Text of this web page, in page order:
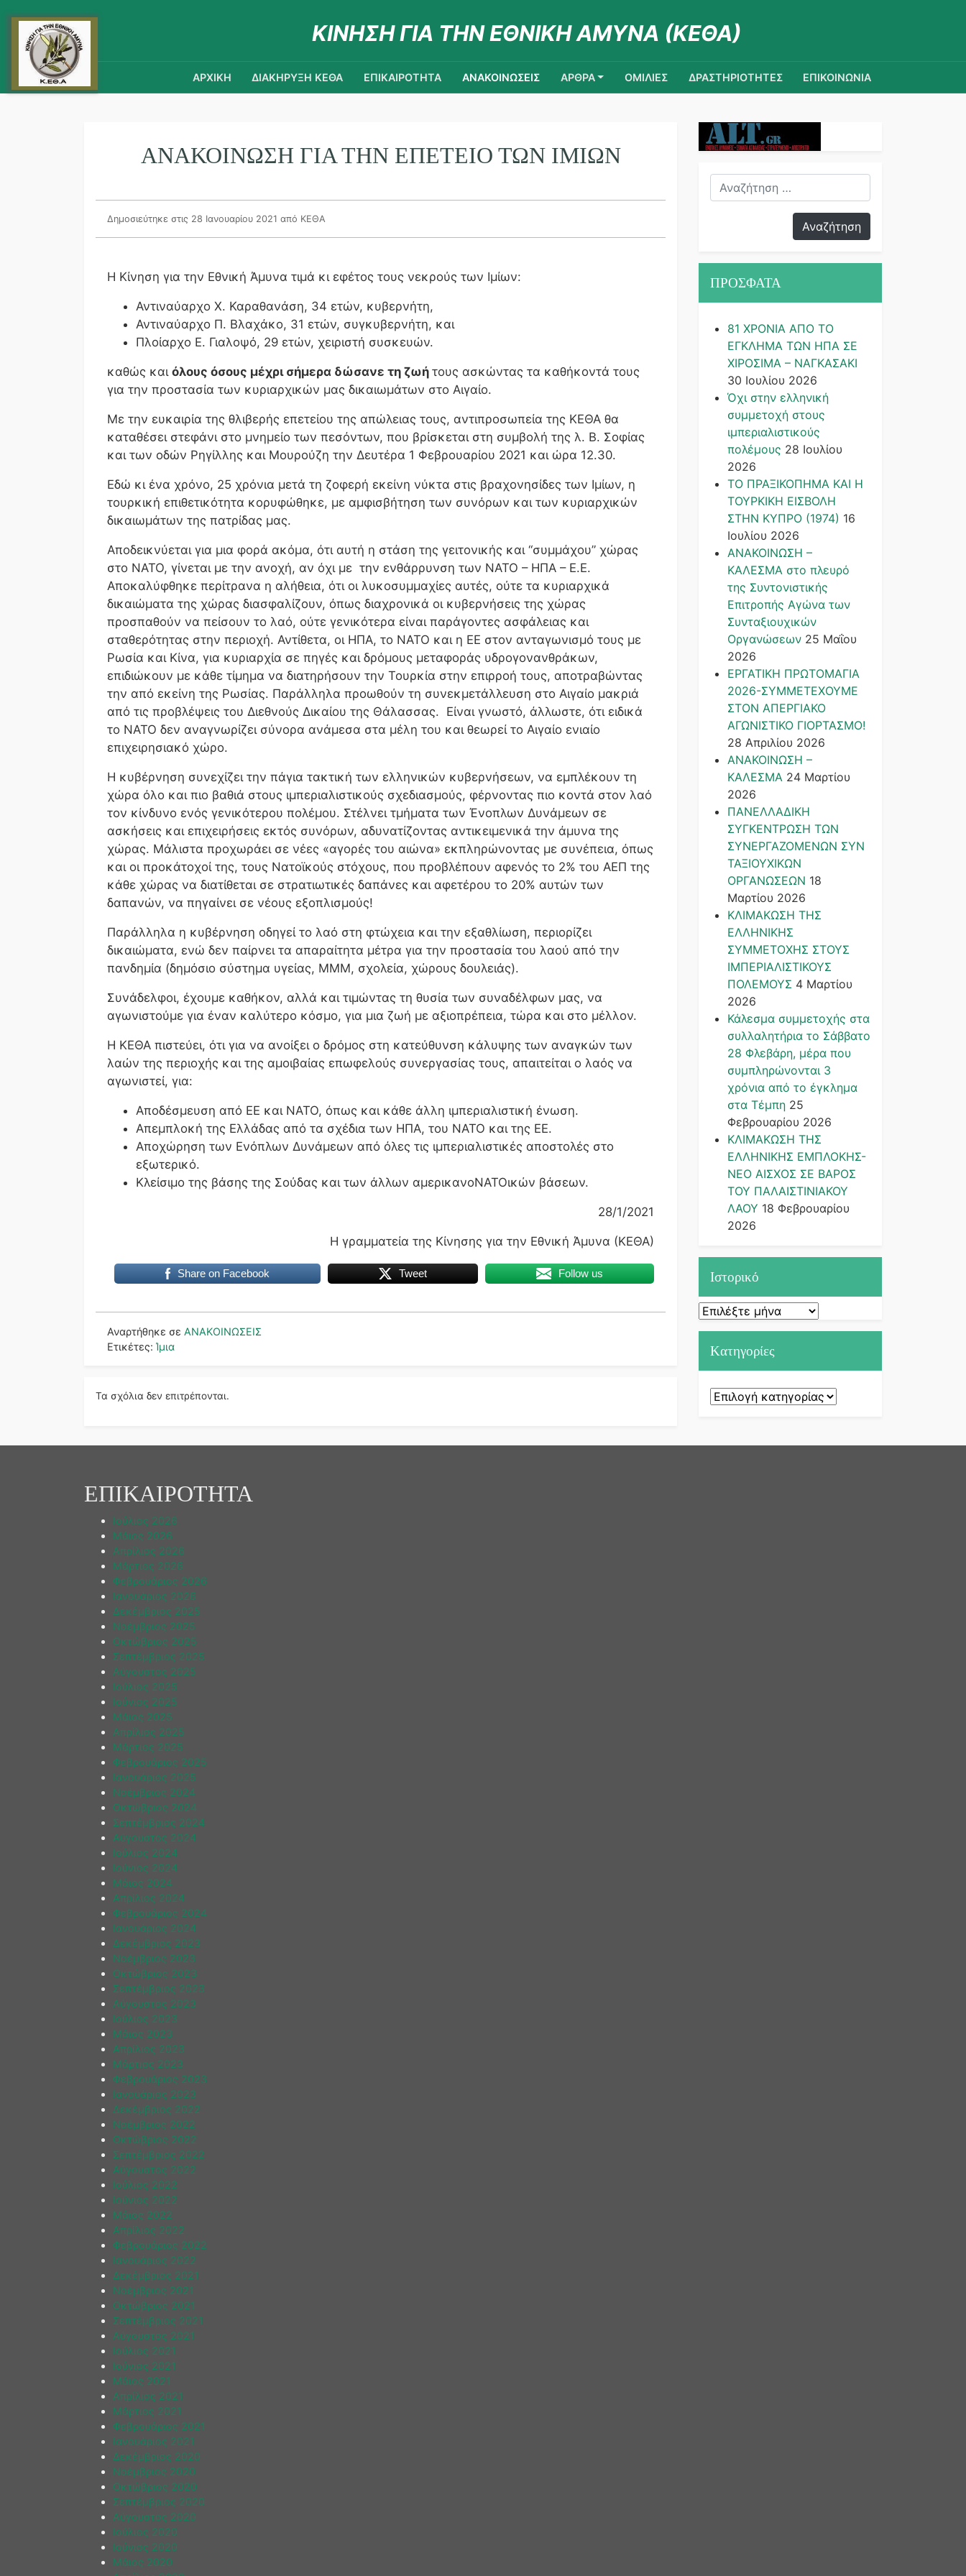
ΚΙΝΗΣΗ ΓΙΑ ΤΗΝ ΕΘΝΙΚΗ ΑΜΥΝΑ (ΚΕΘΑ)
ΑΡΧΙΚΗ ΔΙΑΚΗΡΥΞΗ ΚΕΘΑ ΕΠΙΚΑΙΡΟΤΗΤΑ ΑΝΑΚΟΙΝΩΣΕΙΣ ΑΡΘΡΑ ΟΜΙΛΙΕΣ ΔΡΑΣΤΗΡΙΟΤΗΤΕΣ ΕΠΙΚΟΙΝΩΝΙΑ
ΑΝΑΚΟΙΝΩΣΗ ΓΙΑ ΤΗΝ ΕΠΕΤΕΙΟ ΤΩΝ ΙΜΙΩΝ
Δημοσιεύτηκε στις 28 Ιανουαρίου 2021 από ΚΕΘΑ
Η Κίνηση για την Εθνική Άμυνα τιμά κι εφέτος τους νεκρούς των Ιμίων:
Αντιναύαρχο Χ. Καραθανάση, 34 ετών, κυβερνήτη,
Αντιναύαρχο Π. Βλαχάκο, 31 ετών, συγκυβερνήτη, και
Πλοίαρχο Ε. Γιαλοψό, 29 ετών, χειριστή συσκευών.
καθώς και όλους όσους μέχρι σήμερα δώσανε τη ζωή τους ασκώντας τα καθήκοντά τους
για την προστασία των κυριαρχικών μας δικαιωμάτων στο Αιγαίο.
Με την ευκαιρία της θλιβερής επετείου της απώλειας τους, αντιπροσωπεία της ΚΕΘΑ θα
καταθέσει στεφάνι στο μνημείο των πεσόντων, που βρίσκεται στη συμβολή της λ. Β. Σοφίας
και των οδών Ρηγίλλης και Μουρούζη την Δευτέρα 1 Φεβρουαρίου 2021 και ώρα 12.30.
Εδώ κι ένα χρόνο, 25 χρόνια μετά τη ζοφερή εκείνη νύκτα στις βραχονησίδες των Ιμίων, η
τουρκική επιθετικότητα κορυφώθηκε, με αμφισβήτηση των συνόρων και των κυριαρχικών
δικαιωμάτων της πατρίδας μας.
Αποδεικνύεται για μια φορά ακόμα, ότι αυτή η στάση της γειτονικής και “συμμάχου” χώρας
στο ΝΑΤΟ, γίνεται με την ανοχή, αν όχι με την ενθάρρυνση των ΝΑΤΟ – ΗΠΑ – Ε.Ε.
Αποκαλύφθηκε περίτρανα η αλήθεια, ότι οι λυκοσυμμαχίες αυτές, ούτε τα κυριαρχικά
δικαιώματα της χώρας διασφαλίζουν, όπως διαχρονικά οι κυβερνήσεις της χώρας
προσπαθούν να πείσουν το λαό, ούτε γενικότερα είναι παράγοντες ασφάλειας και
σταθερότητας στην περιοχή. Αντίθετα, οι ΗΠΑ, το ΝΑΤΟ και η ΕΕ στον ανταγωνισμό τους με
Ρωσία και Κίνα, για κυριαρχία σε πηγές και δρόμους μεταφοράς υδρογονανθράκων,
επιδιώκουν με κάθε τίμημα να διατηρήσουν την Τουρκία στην επιρροή τους, αποτραβώντας
την από εκείνη της Ρωσίας. Παράλληλα προωθούν τη συνεκμετάλλευση στο Αιγαίο μακριά
από τις προβλέψεις του Διεθνούς Δικαίου της Θάλασσας. Είναι γνωστό, άλλωστε, ότι ειδικά
το ΝΑΤΟ δεν αναγνωρίζει σύνορα ανάμεσα στα μέλη του και θεωρεί το Αιγαίο ενιαίο
επιχειρησιακό χώρο.
Η κυβέρνηση συνεχίζει την πάγια τακτική των ελληνικών κυβερνήσεων, να εμπλέκουν τη
χώρα όλο και πιο βαθιά στους ιμπεριαλιστικούς σχεδιασμούς, φέρνοντας πιο κοντά στον λαό
τον κίνδυνο ενός γενικότερου πολέμου. Στέλνει τμήματα των Ένοπλων Δυνάμεων σε
ασκήσεις και επιχειρήσεις εκτός συνόρων, αδυνατίζοντας αντικειμενικά την άμυνα της
χώρας. Μάλιστα προχωράει σε νέες «αγορές του αιώνα» εκπληρώνοντας με συνέπεια, όπως
και οι προκάτοχοί της, τους Νατοϊκούς στόχους, που προβλέπουν αφενός το 2% του ΑΕΠ της
κάθε χώρας να διατίθεται σε στρατιωτικές δαπάνες και αφετέρου το 20% αυτών των
δαπανών, να πηγαίνει σε νέους εξοπλισμούς!
Παράλληλα η κυβέρνηση οδηγεί το λαό στη φτώχεια και την εξαθλίωση, περιορίζει
δικαιώματα, ενώ δεν παίρνει τα απαραίτητα μέτρα για την προστασία του λαού από την
πανδημία (δημόσιο σύστημα υγείας, ΜΜΜ, σχολεία, χώρους δουλειάς).
Συνάδελφοι, έχουμε καθήκον, αλλά και τιμώντας τη θυσία των συναδέλφων μας, να
αγωνιστούμε για έναν καλύτερο κόσμο, για μια ζωή με αξιοπρέπεια, τώρα και στο μέλλον.
Η ΚΕΘΑ πιστεύει, ότι για να ανοίξει ο δρόμος στη κατεύθυνση κάλυψης των αναγκών των
λαών της περιοχής και της αμοιβαίας επωφελούς συνεργασίας τους, απαιτείται ο λαός να
αγωνιστεί, για:
Αποδέσμευση από ΕΕ και ΝΑΤΟ, όπως και κάθε άλλη ιμπεριαλιστική ένωση.
Απεμπλοκή της Ελλάδας από τα σχέδια των ΗΠΑ, του ΝΑΤΟ και της ΕΕ.
Αποχώρηση των Ενόπλων Δυνάμεων από όλες τις ιμπεριαλιστικές αποστολές στο
εξωτερικό.
Κλείσιμο της βάσης της Σούδας και των άλλων αμερικανοΝΑΤΟικών βάσεων.
28/1/2021
Η γραμματεία της Κίνησης για την Εθνική Άμυνα (ΚΕΘΑ)
Share on Facebook Tweet Follow us
Αναρτήθηκε σε ΑΝΑΚΟΙΝΩΣΕΙΣ
Ετικέτες: Ίμια
Τα σχόλια δεν επιτρέπονται.
ΠΡΟΣΦΑΤΑ
81 ΧΡΟΝΙΑ ΑΠΟ ΤΟ
ΕΓΚΛΗΜΑ ΤΩΝ ΗΠΑ ΣΕ
ΧΙΡΟΣΙΜΑ – ΝΑΓΚΑΣΑΚΙ
30 Ιουλίου 2026
Όχι στην ελληνική
συμμετοχή στους
ιμπεριαλιστικούς
πολέμους 28 Ιουλίου
2026
ΤΟ ΠΡΑΞΙΚΟΠΗΜΑ ΚΑΙ H
ΤΟΥΡΚΙΚΗ ΕΙΣΒΟΛΗ
ΣΤΗΝ ΚΥΠΡΟ (1974) 16
Ιουλίου 2026
ΑΝΑΚΟΙΝΩΣΗ –
ΚΑΛΕΣΜΑ στο πλευρό
της Συντονιστικής
Επιτροπής Αγώνα των
Συνταξιουχικών
Οργανώσεων 25 Μαΐου
2026
ΕΡΓΑΤΙΚΗ ΠΡΩΤΟΜΑΓΙΑ
2026-ΣΥΜΜΕΤΕΧΟΥΜΕ
ΣΤΟΝ ΑΠΕΡΓΙΑΚΟ
ΑΓΩΝΙΣΤΙΚΟ ΓΙΟΡΤΑΣΜΟ!
28 Απριλίου 2026
ΑΝΑΚΟΙΝΩΣΗ –
ΚΑΛΕΣΜΑ 24 Μαρτίου
2026
ΠΑΝΕΛΛΑΔΙΚΗ
ΣΥΓΚΕΝΤΡΩΣΗ ΤΩΝ
ΣΥΝΕΡΓΑΖΟΜΕΝΩΝ ΣΥΝ
ΤΑΞΙΟΥΧΙΚΩΝ
ΟΡΓΑΝΩΣΕΩΝ 18
Μαρτίου 2026
ΚΛΙΜΑΚΩΣΗ ΤΗΣ
ΕΛΛΗΝΙΚΗΣ
ΣΥΜΜΕΤΟΧΗΣ ΣΤΟΥΣ
ΙΜΠΕΡΙΑΛΙΣΤΙΚΟΥΣ
ΠΟΛΕΜΟΥΣ 4 Μαρτίου
2026
Κάλεσμα συμμετοχής στα
συλλαλητήρια το Σάββατο
28 Φλεβάρη, μέρα που
συμπληρώνονται 3
χρόνια από το έγκλημα
στα Τέμπη 25
Φεβρουαρίου 2026
ΚΛΙΜΑΚΩΣΗ ΤΗΣ
ΕΛΛΗΝΙΚΗΣ ΕΜΠΛΟΚΗΣ-
ΝΕΟ ΑΙΣΧΟΣ ΣΕ ΒΑΡΟΣ
ΤΟΥ ΠΑΛΑΙΣΤΙΝΙΑΚΟΥ
ΛΑΟΥ 18 Φεβρουαρίου
2026
Ιστορικό
Ιστορικό
Kατηγορίες
Kατηγορίες
ΕΠΙΚΑΙΡΟΤΗΤΑ
Ιούλιος 2026
Μάιος 2026
Απρίλιος 2026
Μάρτιος 2026
Φεβρουάριος 2026
Ιανουάριος 2026
Δεκέμβριος 2025
Νοέμβριος 2025
Οκτώβριος 2025
Σεπτέμβριος 2025
Αύγουστος 2025
Ιούλιος 2025
Ιούνιος 2025
Μάιος 2025
Απρίλιος 2025
Μάρτιος 2025
Φεβρουάριος 2025
Ιανουάριος 2025
Νοέμβριος 2024
Οκτώβριος 2024
Σεπτέμβριος 2024
Αύγουστος 2024
Ιούλιος 2024
Ιούνιος 2024
Μάιος 2024
Απρίλιος 2024
Φεβρουάριος 2024
Ιανουάριος 2024
Δεκέμβριος 2023
Νοέμβριος 2023
Οκτώβριος 2023
Σεπτέμβριος 2023
Αύγουστος 2023
Ιούλιος 2023
Μάιος 2023
Απρίλιος 2023
Μάρτιος 2023
Φεβρουάριος 2023
Ιανουάριος 2023
Δεκέμβριος 2022
Νοέμβριος 2022
Οκτώβριος 2022
Σεπτέμβριος 2022
Αύγουστος 2022
Ιούλιος 2022
Ιούνιος 2022
Μάιος 2022
Απρίλιος 2022
Φεβρουάριος 2022
Ιανουάριος 2022
Δεκέμβριος 2021
Νοέμβριος 2021
Οκτώβριος 2021
Σεπτέμβριος 2021
Αύγουστος 2021
Ιούλιος 2021
Ιούνιος 2021
Μάιος 2021
Απρίλιος 2021
Μάρτιος 2021
Φεβρουάριος 2021
Ιανουάριος 2021
Δεκέμβριος 2020
Νοέμβριος 2020
Οκτώβριος 2020
Σεπτέμβριος 2020
Αύγουστος 2020
Ιούλιος 2020
Ιούνιος 2020
Μάιος 2020